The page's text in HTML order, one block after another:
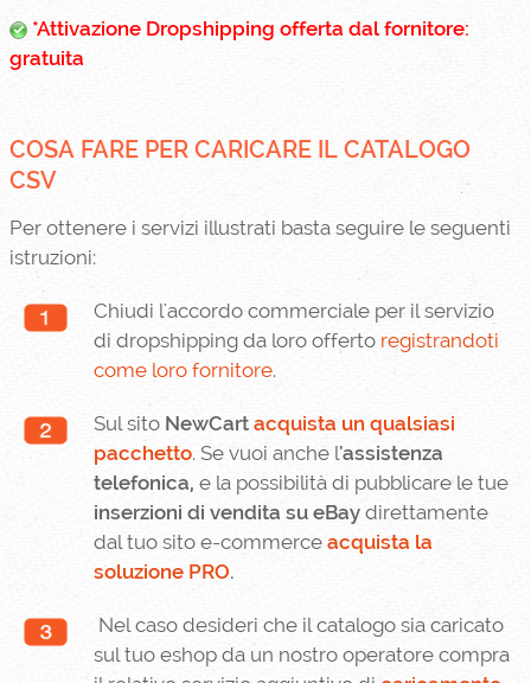
*Attivazione Dropshipping offerta dal fornitore:
gratuita
COSA FARE PER CARICARE IL CATALOGO
CSV
Per ottenere i servizi illustrati basta seguire le seguenti
istruzioni:
Chiudi l'accordo commerciale per il servizio
di dropshipping da loro offerto registrandoti
come loro fornitore.
Sul sito NewCart acquista un qualsiasi
pacchetto. Se vuoi anche l'assistenza
telefonica, e la possibilità di pubblicare le tue
inserzioni di vendita su eBay direttamente
dal tuo sito e-commerce acquista la
soluzione PRO.
Nel caso desideri che il catalogo sia caricato
sul tuo eshop da un nostro operatore compra